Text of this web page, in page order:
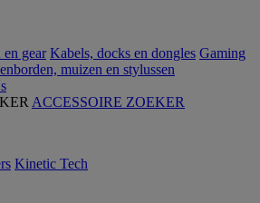
gear Kabels, docks en dongles Gaming
muizen en stylussen
ACCESSOIRE ZOEKER
Kinetic Tech